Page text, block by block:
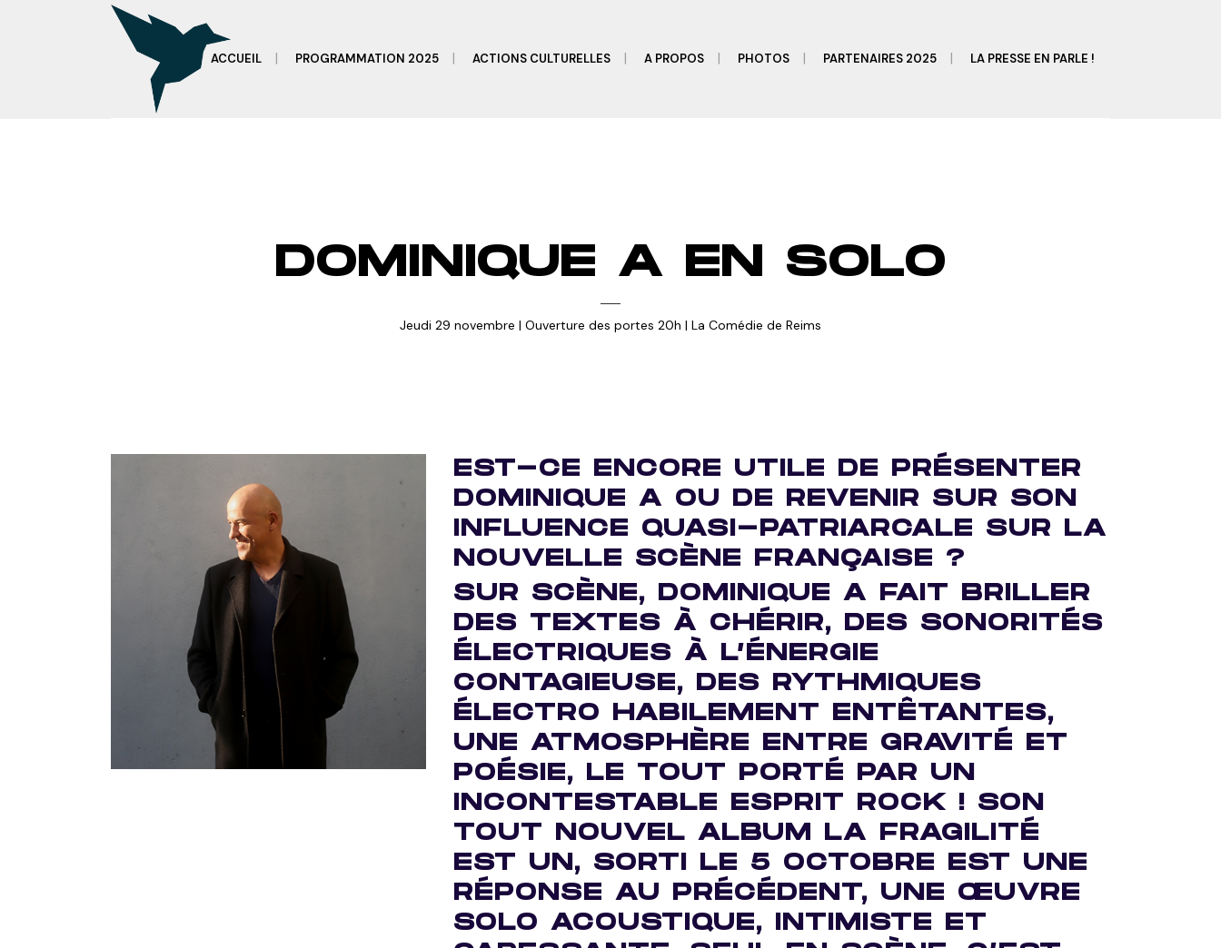
ACCUEIL PROGRAMMATION 2025 ACTIONS CULTURELLES A PROPOS PHOTOS PARTENAIRES 2025 LA PRESSE EN PARLE !
DOMINIQUE A EN SOLO
Jeudi 29 novembre | Ouverture des portes 20h | La Comédie de Reims
EST-CE ENCORE UTILE DE PRÉSENTER
DOMINIQUE A OU DE REVENIR SUR SON
INFLUENCE QUASI-PATRIARCALE SUR LA
NOUVELLE SCÈNE FRANÇAISE ?
SUR SCÈNE, DOMINIQUE A FAIT BRILLER
DES TEXTES À CHÉRIR, DES SONORITÉS
ÉLECTRIQUES À L’ÉNERGIE
CONTAGIEUSE, DES RYTHMIQUES
ÉLECTRO HABILEMENT ENTÊTANTES,
UNE ATMOSPHÈRE ENTRE GRAVITÉ ET
POÉSIE, LE TOUT PORTÉ PAR UN
INCONTESTABLE ESPRIT ROCK ! SON
TOUT NOUVEL ALBUM LA FRAGILITÉ
EST UN, SORTI LE 5 OCTOBRE EST UNE
RÉPONSE AU PRÉCÉDENT, UNE ŒUVRE
SOLO ACOUSTIQUE, INTIMISTE ET